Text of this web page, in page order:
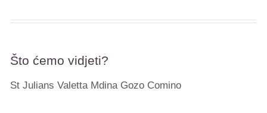
Što ćemo vidjeti?
St Julians Valetta Mdina Gozo Comino